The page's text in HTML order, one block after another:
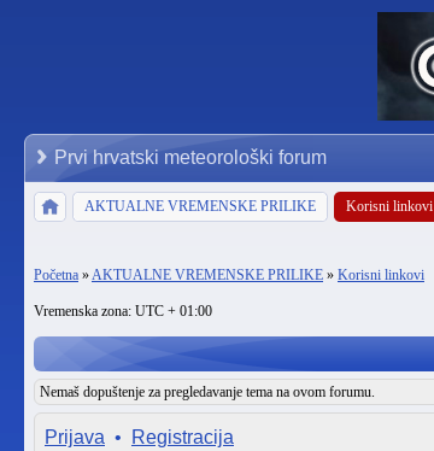
Prvi hrvatski meteorološki forum
AKTUALNE VREMENSKE PRILIKE Korisni linkovi
Početna »AKTUALNE VREMENSKE PRILIKE » Korisni linkovi
Vremenska zona: UTC + 01:00
Nemaš dopuštenje za pregledavanje tema na ovom forumu.
Prijava • Registracija